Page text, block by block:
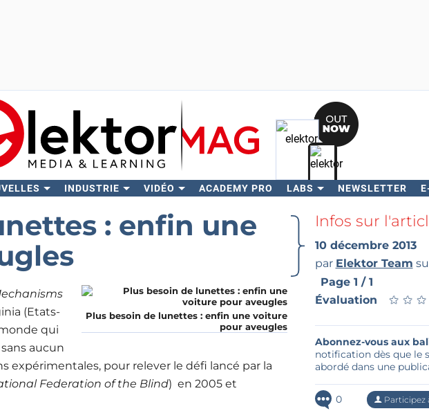
INDUSTRIE VIDÉO ACADEMY PRO LABS NEWSLETTER
Rechercher
: enfin une
Plus besoin de lunettes : enfin une voiture
pour aveugles
(Etats-
qui
aucun
expérimentales, pour relever le défi lancé par la
Federation of the Blind) en 2005 et
Infos sur
10 décembre 2013
par Elektor Team
Page 1 / 1
Évaluation
★ ★ ★
★ ★ ★
Abonnez-vous aux
notification dès que le
abordé dans une
0 Participez